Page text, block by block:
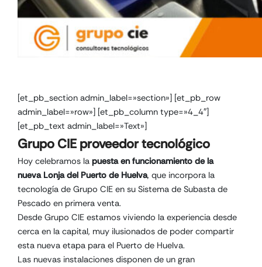
[et_pb_section admin_label=»section»] [et_pb_row
admin_label=»row»] [et_pb_column type=»4_4″]
[et_pb_text admin_label=»Text»]
Grupo CIE proveedor tecnológico
Hoy celebramos la puesta en funcionamiento de la
nueva Lonja del Puerto de Huelva, que incorpora la
tecnología de Grupo CIE en su Sistema de Subasta de
Pescado en primera venta.
Desde Grupo CIE estamos viviendo la experiencia desde
cerca en la capital, muy ilusionados de poder compartir
esta nueva etapa para el Puerto de Huelva.
Las nuevas instalaciones disponen de un gran